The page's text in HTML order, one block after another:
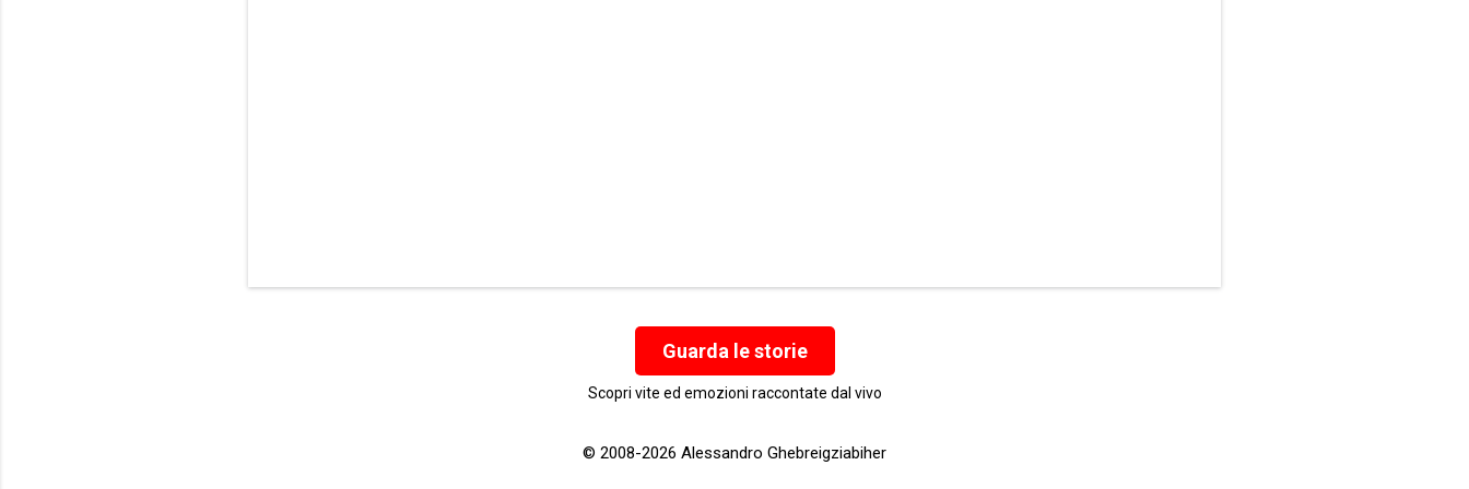
Guarda le storie
Scopri vite ed emozioni raccontate dal vivo
© 2008-2026 Alessandro Ghebreigziabiher